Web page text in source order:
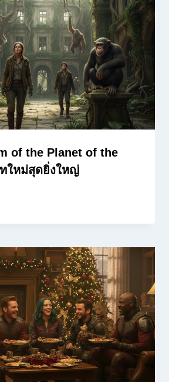
of the Planet of the
ใหม่สุดยิ่งใหญ่